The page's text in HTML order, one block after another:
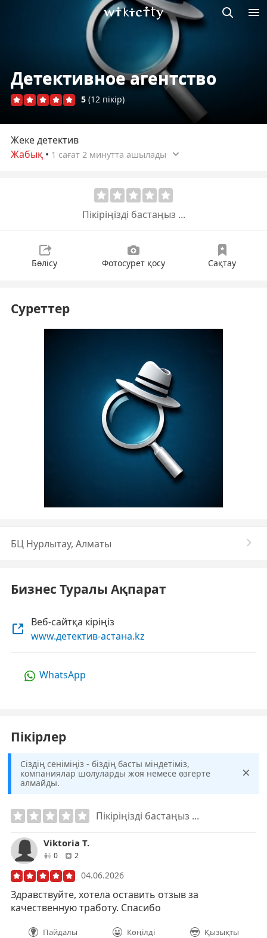
Викисити
Детективное агентство
5 (12 пікір)
Жеке детектив
Жабық • 1 сағат 2 минутта ашылады
Пікіріңізді бастаңыз ...
Бөлісу Фотосурет қосу Сақтау
Суреттер
БЦ Нурлытау, Алматы
Бизнес Туралы Ақпарат
Веб-сайтқа кіріңіз
www.детектив-астана.kz
WhatsApp
Пікірлер
Сіздің сеніміңіз - біздің басты міндетіміз,
компаниялар шолуларды жоя немесе өзгерте
алмайды.
×
Пікіріңізді бастаңыз ...
Viktoria T.
0друзей
2
04.06.2026
Здравствуйте, хотела оставить отзыв за
качественную тработу. Спасибо
Пайдалы Көңілді Қызықты